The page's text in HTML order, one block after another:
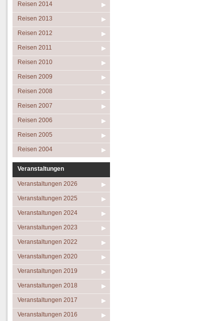
Reisen 2014
Reisen 2013
Reisen 2012
Reisen 2011
Reisen 2010
Reisen 2009
Reisen 2008
Reisen 2007
Reisen 2006
Reisen 2005
Reisen 2004
Veranstaltungen
Veranstaltungen 2026
Veranstaltungen 2025
Veranstaltungen 2024
Veranstaltungen 2023
Veranstaltungen 2022
Veranstaltungen 2020
Veranstaltungen 2019
Veranstaltungen 2018
Veranstaltungen 2017
Veranstaltungen 2016